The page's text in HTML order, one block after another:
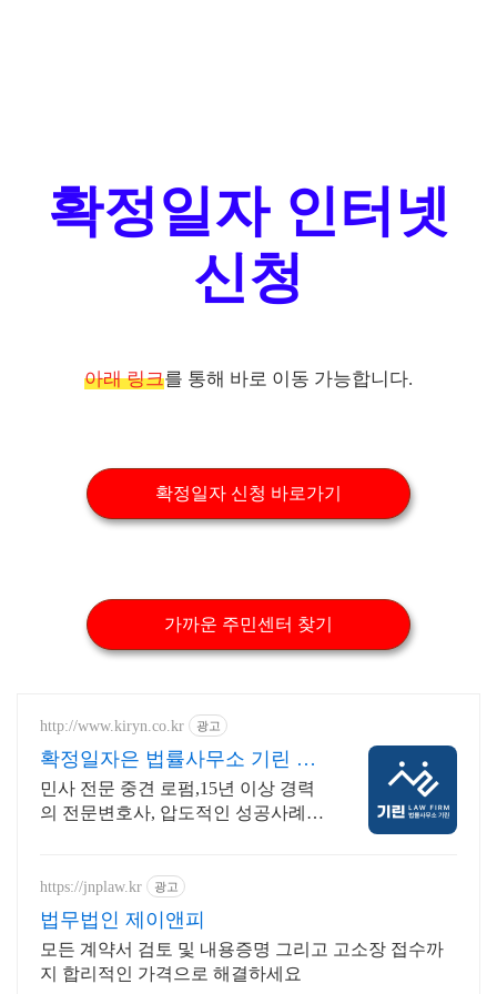
확정일자 인터넷
신청
아래 링크를 통해 바로 이동 가능합니다.
확정일자 신청 바로가기
가까운 주민센터 찾기
http://www.kiryn.co.kr 광고
확정일자은 법률사무소 기린 민
사소송 수많은 승소사례
민사 전문 중견 로펌,15년 이상 경력
의 전문변호사, 압도적인 성공사례
린입니다.
https://jnplaw.kr 광고
법무법인 제이앤피
모든 계약서 검토 및 내용증명 그리고 고소장 접수까
지 합리적인 가격으로 해결하세요